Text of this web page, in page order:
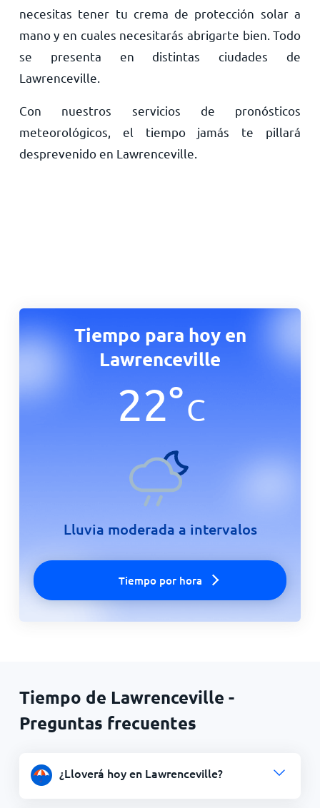
necesitas tener tu crema de protección solar a
mano y en cuales necesitarás abrigarte bien. Todo
se presenta en distintas ciudades de
Lawrenceville.
Con nuestros servicios de pronósticos
meteorológicos, el tiempo jamás te pillará
desprevenido en Lawrenceville.
Tiempo para hoy en
Lawrenceville
22°C
Lluvia moderada a intervalos
Tiempo por hora
Tiempo de Lawrenceville -
Preguntas frecuentes
¿Lloverá hoy en Lawrenceville?